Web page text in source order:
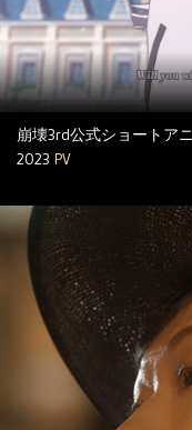
崩壊3rd公式ショートア
2023 PV